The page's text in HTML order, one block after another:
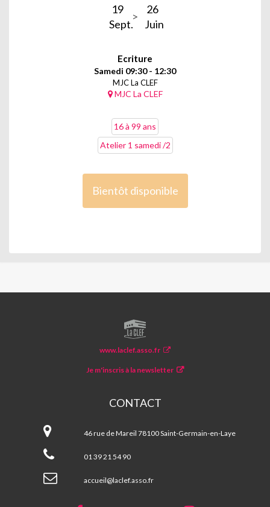
19
Sept.
26
Juin
Ecriture
Samedi 09:30 - 12:30
MJC La CLEF
MJC La CLEF
16 à 99 ans
Atelier 1 samedi /2
Bientôt disponible
LA
CLEF
www.laclef.asso.fr
Je m'inscris à la newsletter
CONTACT
CLEF
46 rue de Mareil 78100 Saint-Germain-en-Laye
01 39 21 54 90
accueil@laclef.asso.fr